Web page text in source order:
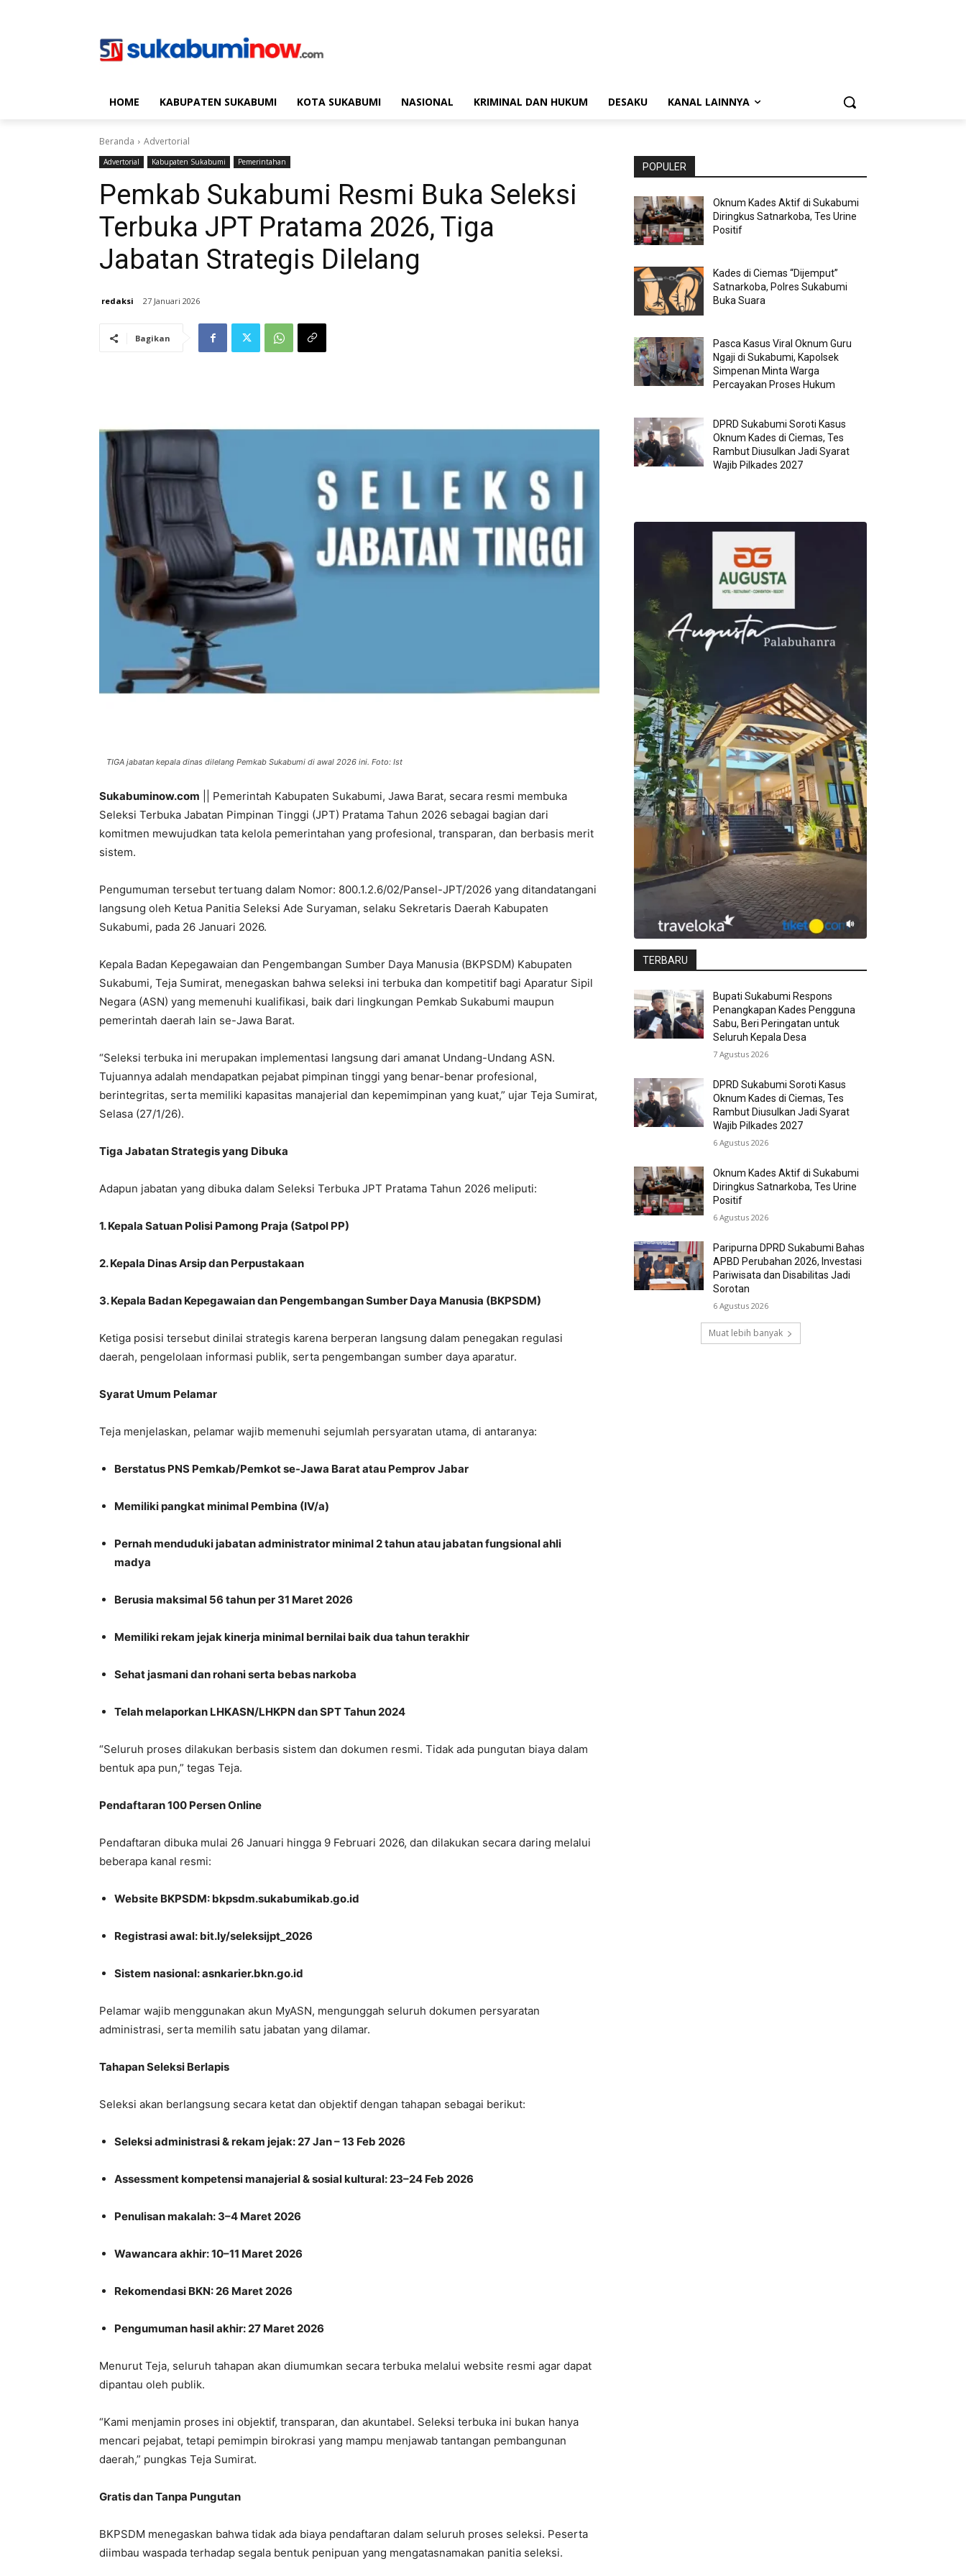
HOME KABUPATEN SUKABUMI KOTA SUKABUMI NASIONAL KRIMINAL DAN HUKUM DESAKU KANAL LAINNYA
Beranda Advertorial
Advertorial Kabupaten Sukabumi Pemerintahan
Pemkab Sukabumi Resmi Buka Seleksi
Terbuka JPT Pratama 2026, Tiga
Jabatan Strategis Dilelang
redaksi 27 Januari 2026
Bagikan
TIGA jabatan kepala dinas dilelang Pemkab Sukabumi di awal 2026 ini. Foto: Ist
Sukabuminow.com || Pemerintah Kabupaten Sukabumi, Jawa Barat, secara resmi membuka
Seleksi Terbuka Jabatan Pimpinan Tinggi (JPT) Pratama Tahun 2026 sebagai bagian dari
komitmen mewujudkan tata kelola pemerintahan yang profesional, transparan, dan berbasis merit
sistem.
Pengumuman tersebut tertuang dalam Nomor: 800.1.2.6/02/Pansel-JPT/2026 yang ditandatangani
langsung oleh Ketua Panitia Seleksi Ade Suryaman, selaku Sekretaris Daerah Kabupaten
Sukabumi, pada 26 Januari 2026.
Kepala Badan Kepegawaian dan Pengembangan Sumber Daya Manusia (BKPSDM) Kabupaten
Sukabumi, Teja Sumirat, menegaskan bahwa seleksi ini terbuka dan kompetitif bagi Aparatur Sipil
Negara (ASN) yang memenuhi kualifikasi, baik dari lingkungan Pemkab Sukabumi maupun
pemerintah daerah lain se-Jawa Barat.
“Seleksi terbuka ini merupakan implementasi langsung dari amanat Undang-Undang ASN.
Tujuannya adalah mendapatkan pejabat pimpinan tinggi yang benar-benar profesional,
berintegritas, serta memiliki kapasitas manajerial dan kepemimpinan yang kuat,” ujar Teja Sumirat,
Selasa (27/1/26).
Tiga Jabatan Strategis yang Dibuka
Adapun jabatan yang dibuka dalam Seleksi Terbuka JPT Pratama Tahun 2026 meliputi:
1. Kepala Satuan Polisi Pamong Praja (Satpol PP)
2. Kepala Dinas Arsip dan Perpustakaan
3. Kepala Badan Kepegawaian dan Pengembangan Sumber Daya Manusia (BKPSDM)
Ketiga posisi tersebut dinilai strategis karena berperan langsung dalam penegakan regulasi
daerah, pengelolaan informasi publik, serta pengembangan sumber daya aparatur.
Syarat Umum Pelamar
Teja menjelaskan, pelamar wajib memenuhi sejumlah persyaratan utama, di antaranya:
Berstatus PNS Pemkab/Pemkot se-Jawa Barat atau Pemprov Jabar
Memiliki pangkat minimal Pembina (IV/a)
Pernah menduduki jabatan administrator minimal 2 tahun atau jabatan fungsional ahli
madya
Berusia maksimal 56 tahun per 31 Maret 2026
Memiliki rekam jejak kinerja minimal bernilai baik dua tahun terakhir
Sehat jasmani dan rohani serta bebas narkoba
Telah melaporkan LHKASN/LHKPN dan SPT Tahun 2024
“Seluruh proses dilakukan berbasis sistem dan dokumen resmi. Tidak ada pungutan biaya dalam
bentuk apa pun,” tegas Teja.
Pendaftaran 100 Persen Online
Pendaftaran dibuka mulai 26 Januari hingga 9 Februari 2026, dan dilakukan secara daring melalui
beberapa kanal resmi:
Website BKPSDM: bkpsdm.sukabumikab.go.id
Registrasi awal: bit.ly/seleksijpt_2026
Sistem nasional: asnkarier.bkn.go.id
Pelamar wajib menggunakan akun MyASN, mengunggah seluruh dokumen persyaratan
administrasi, serta memilih satu jabatan yang dilamar.
Tahapan Seleksi Berlapis
Seleksi akan berlangsung secara ketat dan objektif dengan tahapan sebagai berikut:
Seleksi administrasi & rekam jejak: 27 Jan – 13 Feb 2026
Assessment kompetensi manajerial & sosial kultural: 23–24 Feb 2026
Penulisan makalah: 3–4 Maret 2026
Wawancara akhir: 10–11 Maret 2026
Rekomendasi BKN: 26 Maret 2026
Pengumuman hasil akhir: 27 Maret 2026
Menurut Teja, seluruh tahapan akan diumumkan secara terbuka melalui website resmi agar dapat
dipantau oleh publik.
“Kami menjamin proses ini objektif, transparan, dan akuntabel. Seleksi terbuka ini bukan hanya
mencari pejabat, tetapi pemimpin birokrasi yang mampu menjawab tantangan pembangunan
daerah,” pungkas Teja Sumirat.
Gratis dan Tanpa Pungutan
BKPSDM menegaskan bahwa tidak ada biaya pendaftaran dalam seluruh proses seleksi. Peserta
diimbau waspada terhadap segala bentuk penipuan yang mengatasnamakan panitia seleksi.
POPULER
Oknum Kades Aktif di Sukabumi
Diringkus Satnarkoba, Tes Urine
Positif
Kades di Ciemas “Dijemput”
Satnarkoba, Polres Sukabumi
Buka Suara
Pasca Kasus Viral Oknum Guru
Ngaji di Sukabumi, Kapolsek
Simpenan Minta Warga
Percayakan Proses Hukum
DPRD Sukabumi Soroti Kasus
Oknum Kades di Ciemas, Tes
Rambut Diusulkan Jadi Syarat
Wajib Pilkades 2027
TERBARU
Bupati Sukabumi Respons
Penangkapan Kades Pengguna
Sabu, Beri Peringatan untuk
Seluruh Kepala Desa
7 Agustus 2026
DPRD Sukabumi Soroti Kasus
Oknum Kades di Ciemas, Tes
Rambut Diusulkan Jadi Syarat
Wajib Pilkades 2027
6 Agustus 2026
Oknum Kades Aktif di Sukabumi
Diringkus Satnarkoba, Tes Urine
Positif
6 Agustus 2026
Paripurna DPRD Sukabumi Bahas
APBD Perubahan 2026, Investasi
Pariwisata dan Disabilitas Jadi
Sorotan
6 Agustus 2026
Muat lebih banyak